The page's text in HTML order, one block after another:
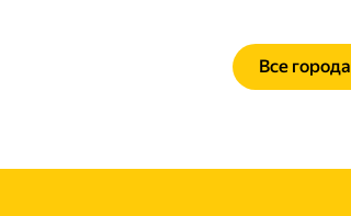
Все города